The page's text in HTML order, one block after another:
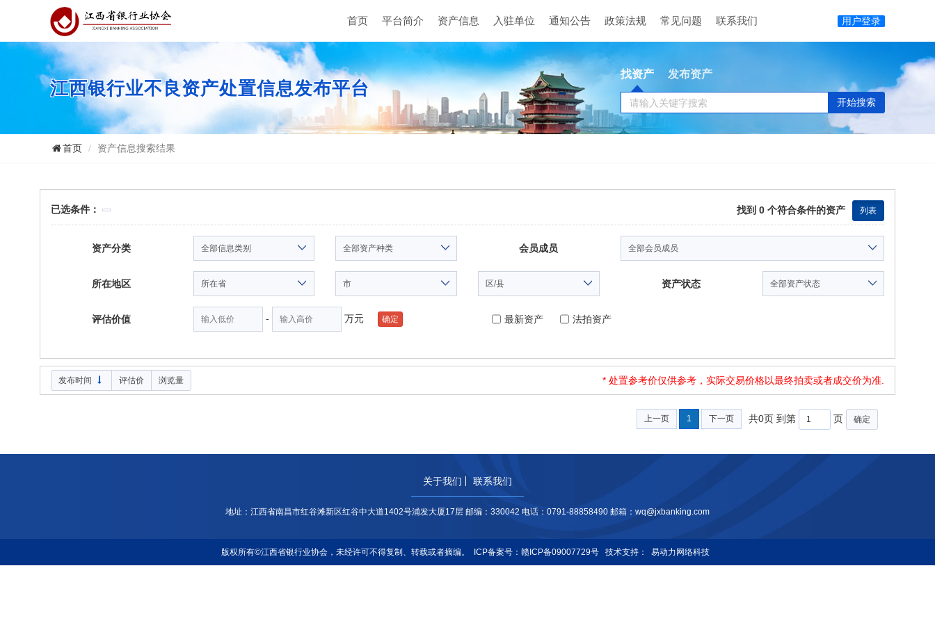
首页 平台简介 资产信息 入驻单位 通知公告 政策法规 常见问题 联系我们 用户登录
江西银行业不良资产处置信息发布平台
找资产 发布资产
开始搜索
首页 资产信息搜索结果
已选条件： 列表
找到 0个符合条件的资产
资产分类 会员成员
所在地区 资产状态
评估价值 - 万元 确定 最新资产 法拍资产
发布时间 评估价 浏览量 * 处置参考价仅供参考，实际交易价格以最终拍卖或者成交价为准.
共0页 到第 页 确定
上一页 1 下一页
关于我们 联系我们
地址：江西省南昌市红谷滩新区红谷中大道1402号浦发大厦17层 邮编：330042 电话：0791-88858490 邮箱：wq@jxbanking.com
版权所有©江西省银行业协会，未经许可不得复制、转载或者摘编。 ICP备案号：赣ICP备09007729号 技术支持： 易动力网络科技